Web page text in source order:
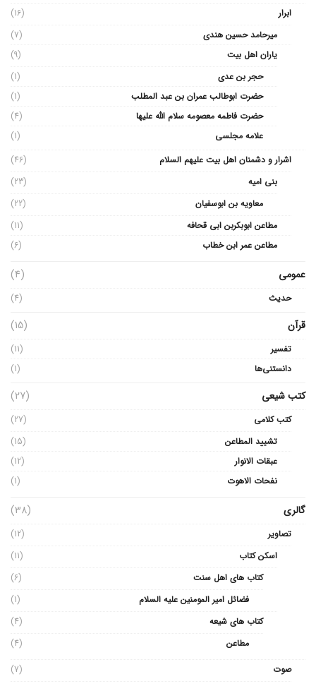
ابرار
(16)
میرحامد حسین هندی
(7)
یاران اهل بیت
(9)
حجر بن عدی
(1)
حضرت ابوطالب عمران بن عبد المطلب
(1)
حضرت فاطمه معصومه سلام الله علیها
(4)
علامه مجلسی
(1)
اشرار و دشمنان اهل بیت علیهم السلام
(46)
بنی امیه
(23)
معاویه بن ابوسفیان
(22)
مطاعن ابوبکربن ابی قحافه
(11)
مطاعن عمر ابن خطاب
(6)
عمومی (4)
حدیث (4)
قرآن (15)
تفسیر
(11)
دانستنی‌ها
(1)
کتب شیعی (27)
کتب کلامی
(27)
تشیید المطاعن
(15)
عبقات الانوار
(12)
نفحات الاهوت
(1)
گالری (38)
تصاویر
(12)
اسکن کتاب
(11)
کتاب های اهل سنت
(6)
فضائل امیر المومنین علیه السلام
(1)
کتاب های شیعه
(4)
مطاعن
(4)
صوت
(7)